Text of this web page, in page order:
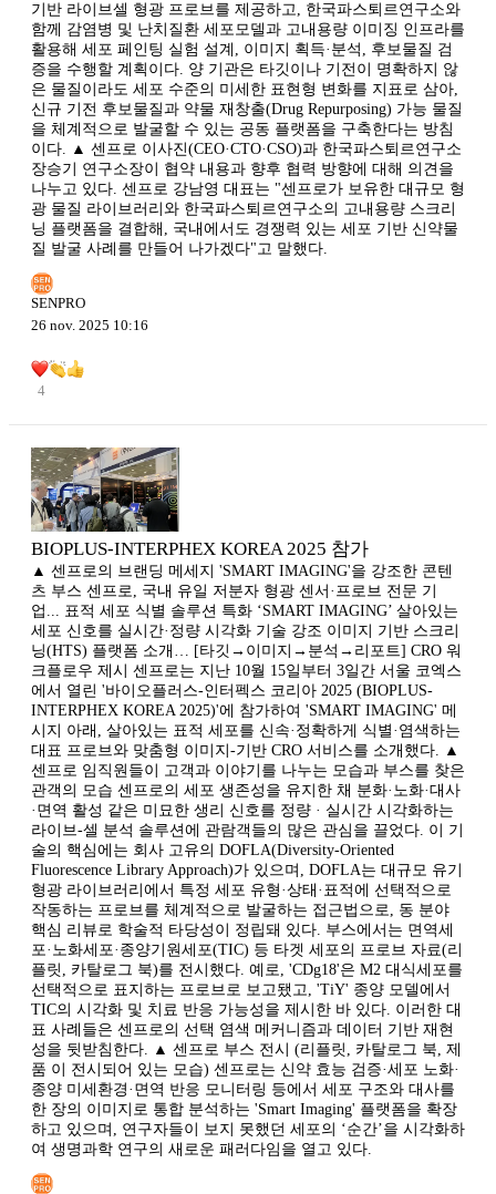
기반 라이브셀 형광 프로브를 제공하고, 한국파스퇴르연구소와
함께 감염병 및 난치질환 세포모델과 고내용량 이미징 인프라를
활용해 세포 페인팅 실험 설계, 이미지 획득·분석, 후보물질 검
증을 수행할 계획이다. 양 기관은 타깃이나 기전이 명확하지 않
은 물질이라도 세포 수준의 미세한 표현형 변화를 지표로 삼아,
신규 기전 후보물질과 약물 재창출(Drug Repurposing) 가능 물질
을 체계적으로 발굴할 수 있는 공동 플랫폼을 구축한다는 방침
이다. ▲ 센프로 이사진(CEO·CTO·CSO)과 한국파스퇴르연구소
장승기 연구소장이 협약 내용과 향후 협력 방향에 대해 의견을
나누고 있다. 센프로 강남영 대표는 "센프로가 보유한 대규모 형
광 물질 라이브러리와 한국파스퇴르연구소의 고내용량 스크리
닝 플랫폼을 결합해, 국내에서도 경쟁력 있는 세포 기반 신약물
질 발굴 사례를 만들어 나가겠다"고 말했다.
SENPRO
26 nov. 2025 10:16
4
BIOPLUS-INTERPHEX KOREA 2025 참가
▲ 센프로의 브랜딩 메세지 'SMART IMAGING'을 강조한 콘텐
츠 부스 센프로, 국내 유일 저분자 형광 센서·프로브 전문 기
업... 표적 세포 식별 솔루션 특화 ‘SMART IMAGING’ 살아있는
세포 신호를 실시간·정량 시각화 기술 강조 이미지 기반 스크리
닝(HTS) 플랫폼 소개… [타깃→이미지→분석→리포트] CRO 워
크플로우 제시 센프로는 지난 10월 15일부터 3일간 서울 코엑스
에서 열린 '바이오플러스-인터펙스 코리아 2025 (BIOPLUS-
INTERPHEX KOREA 2025)'에 참가하여 'SMART IMAGING' 메
시지 아래, 살아있는 표적 세포를 신속·정확하게 식별·염색하는
대표 프로브와 맞춤형 이미지-기반 CRO 서비스를 소개했다. ▲
센프로 임직원들이 고객과 이야기를 나누는 모습과 부스를 찾은
관객의 모습 센프로의 세포 생존성을 유지한 채 분화·노화·대사
·면역 활성 같은 미묘한 생리 신호를 정량 · 실시간 시각화하는
라이브-셀 분석 솔루션에 관람객들의 많은 관심을 끌었다. 이 기
술의 핵심에는 회사 고유의 DOFLA(Diversity-Oriented
Fluorescence Library Approach)가 있으며, DOFLA는 대규모 유기
형광 라이브러리에서 특정 세포 유형·상태·표적에 선택적으로
작동하는 프로브를 체계적으로 발굴하는 접근법으로, 동 분야
핵심 리뷰로 학술적 타당성이 정립돼 있다. 부스에서는 면역세
포·노화세포·종양기원세포(TIC) 등 타겟 세포의 프로브 자료(리
플릿, 카탈로그 북)를 전시했다. 예로, 'CDg18'은 M2 대식세포를
선택적으로 표지하는 프로브로 보고됐고, 'TiY' 종양 모델에서
TIC의 시각화 및 치료 반응 가능성을 제시한 바 있다. 이러한 대
표 사례들은 센프로의 선택 염색 메커니즘과 데이터 기반 재현
성을 뒷받침한다. ▲ 센프로 부스 전시 (리플릿, 카탈로그 북, 제
품 이 전시되어 있는 모습) 센프로는 신약 효능 검증·세포 노화·
종양 미세환경·면역 반응 모니터링 등에서 세포 구조와 대사를
한 장의 이미지로 통합 분석하는 'Smart Imaging' 플랫폼을 확장
하고 있으며, 연구자들이 보지 못했던 세포의 ‘순간’을 시각화하
여 생명과학 연구의 새로운 패러다임을 열고 있다.